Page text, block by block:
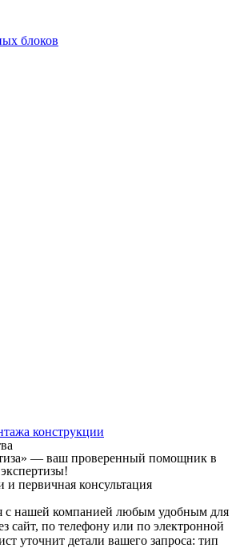
блоков
конструкции
— ваш проверенный помощник в
и первичная консультация
с нашей компанией любым удобным для
сайт, по телефону или по электронной
уточнит детали вашего запроса: тип